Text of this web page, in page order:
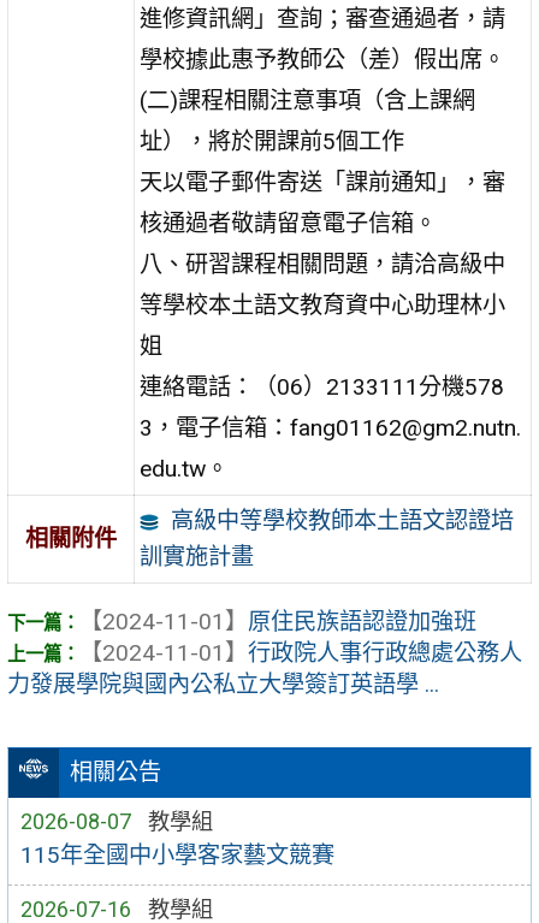
相關公告
2026-08-07 教學組
115年全國中小學客家藝文競賽
2026-07-16 教學組
進修資訊網」查詢；審查通過者，請
學校據此惠予教師公（差）假出席。
(二)課程相關注意事項（含上課網
址），將於開課前5個工作
天以電子郵件寄送「課前通知」，審
核通過者敬請留意電子信箱。
八、研習課程相關問題，請洽高級中
等學校本土語文教育資中心助理林小
姐
連絡電話：（06）2133111分機578
3，電子信箱：fang01162@gm2.nutn.
edu.tw。
相關附件
高級中等學校教師本土語文認證培
訓實施計畫
【2024-11-01】 原住民族語認證加強班
【2024-11-01】 行政院人事行政總處公務人
力發展學院與國內公私立大學簽訂英語學 ...